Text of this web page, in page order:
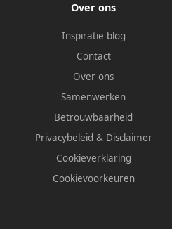
Over ons
Inspiratie blog
Contact
Over ons
Samenwerken
Betrouwbaarheid
Privacybeleid & Disclaimer
Cookieverklaring
Cookievoorkeuren